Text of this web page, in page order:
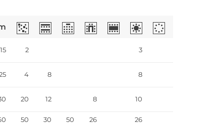
15 2 3
4 8 8
20 12 8 10
50 30 50 26
26